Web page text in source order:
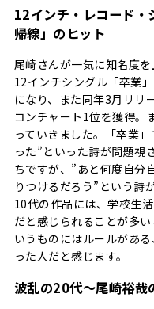
12インチ・レコード・
帰線」のヒット
尾崎さんが一気に知名度
12インチシングル「卒業
になり、また同年3月リリ
コンチャート1位を獲得。
っていきました。「卒業
った”といった詩が問題視
ちですが、”あと何度自
りつけるだろう”という詩
10代の作品には、学校生
だと感じられることが多
いうものにはルールがあ
った人だと感じます。
波乱の20代～尾崎裕哉